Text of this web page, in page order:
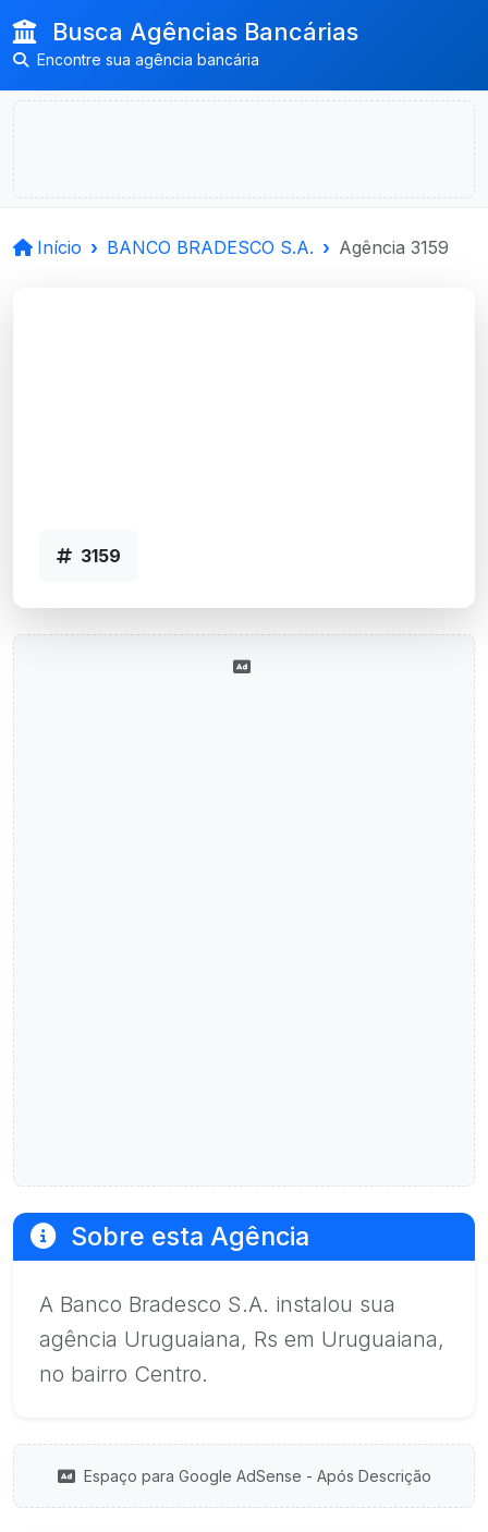
Busca Agências Bancárias
Encontre sua agência bancária
Início BANCO BRADESCO S.A. Agência 3159
3159
Sobre esta Agência
A Banco Bradesco S.A. instalou sua
agência Uruguaiana, Rs em Uruguaiana,
no bairro Centro.
Espaço para Google AdSense - Após Descrição